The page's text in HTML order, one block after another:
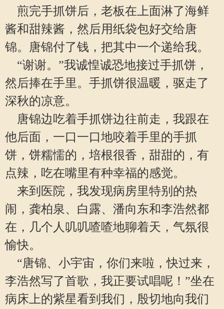
煎完手抓饼后，老板在上面淋了海鲜
酱和甜辣酱，然后用纸袋包好交给唐
锦。唐锦付了钱，把其中一个递给我。
“谢谢。”我诚惶诚恐地接过手抓饼，
然后捧在手里。手抓饼很温暖，驱走了
深秋的凉意。
唐锦边吃着手抓饼边往前走，我跟在
他后面，一口一口地咬着手里的手抓
饼，饼糯懦的，培根很香，甜甜的，有
点辣，吃在嘴里有种幸福的感觉。
来到医院，我发现病房里特别的热
闹，龚柏泉、白露、潘向东和李浩然都
在，几个人叽叽喳喳地聊着天，气氛很
愉快。
“唐锦、小宇宙，你们来啦，快过来，
李浩然写了首歌，我正要试唱呢！”坐在
病床上的紫星看到我们，殷切地向我们